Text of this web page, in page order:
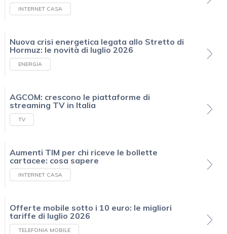
INTERNET CASA
Nuova crisi energetica legata allo Stretto di
Hormuz: le novità di luglio 2026
ENERGIA
AGCOM: crescono le piattaforme di
streaming TV in Italia
TV
Aumenti TIM per chi riceve le bollette
cartacee: cosa sapere
INTERNET CASA
Offerte mobile sotto i 10 euro: le migliori
tariffe di luglio 2026
TELEFONIA MOBILE